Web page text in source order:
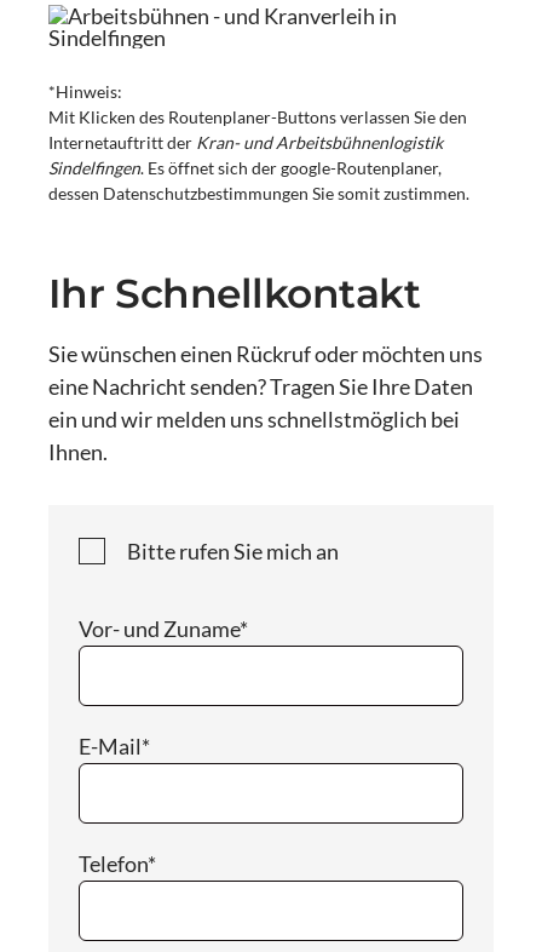
*Hinweis:
Mit Klicken des Routenplaner-Buttons verlassen Sie den
Internetauftritt der Kran- und Arbeitsbühnenlogistik
Sindelfingen. Es öffnet sich der google-Routenplaner,
dessen Datenschutzbestimmungen Sie somit zustimmen.
Ihr Schnellkontakt
Sie wünschen einen Rückruf oder möchten uns
eine Nachricht senden? Tragen Sie Ihre Daten
ein und wir melden uns schnellstmöglich bei
Ihnen.
Bitte rufen Sie mich an
Vor- und Zuname*
E-Mail*
Telefon*